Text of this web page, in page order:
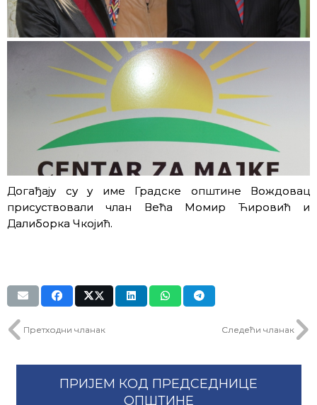
Догађају су у име Градске општине Вождовац
присуствовали члан Већа Момир Ћировић и
Далиборка Чкојић.
Претходни чланак Следећи чланак
ПРИЈЕМ КОД ПРЕДСЕДНИЦЕ
ОПШТИНЕ